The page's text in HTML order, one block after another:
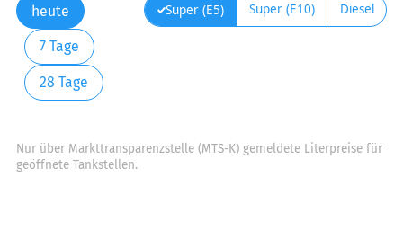
heute
7 Tage
28 Tage
Super (E5) Super (E10) Diesel
Nur über Markttransparenzstelle (MTS-K) gemeldete Literpreise für
geöffnete Tankstellen.